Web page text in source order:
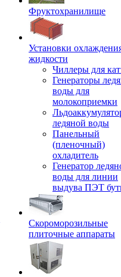
Фруктохранилище
Установки
жидкости
Чиллеры для
Генераторы
воды для
молокоприемки
ледяной воды
Панельный
(пленочный)
охладитель
Генератор
воды для линии
выдува ПЭТ
Скороморозильные
плиточные аппараты